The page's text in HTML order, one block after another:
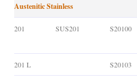
Austenitic Stainless
201 SUS201 S20100
201 L S20103